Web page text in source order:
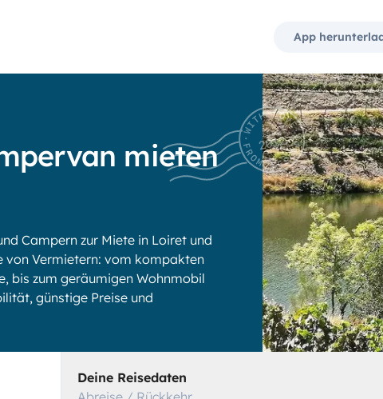
App
mieten
Campern zur Miete in Loiret und
von Vermietern: vom kompakten
bis zum geräumigen Wohnmobil
günstige Preise und
Deine Reisedaten